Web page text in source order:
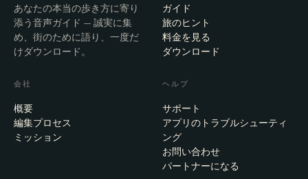
あなたの本当の歩き方に寄り
添う音声ガイド — 誠実に集
め、街のために語り、一度だ
けダウンロード。
ガイド
旅のヒント
料金を見る
ダウンロード
会社
概要
編集プロセス
ミッション
ヘルプ
サポート
アプリのトラブルシューティ
ング
お問い合わせ
パートナーになる